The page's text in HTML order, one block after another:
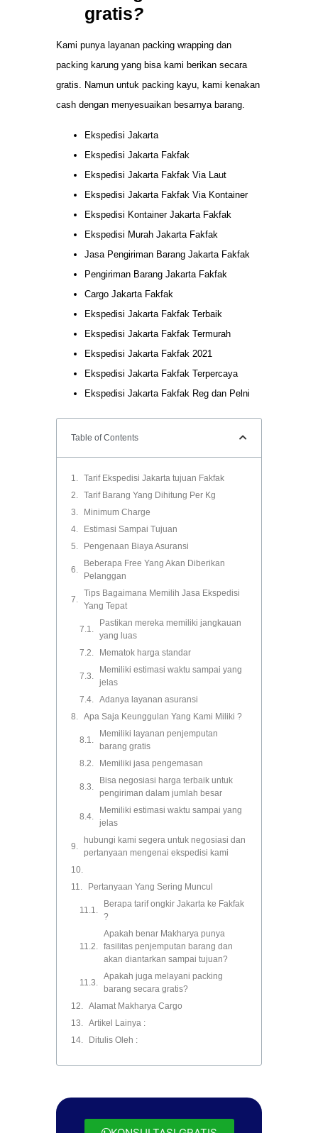
gratis?
Kami punya layanan packing wrapping dan
packing karung yang bisa kami berikan secara
gratis. Namun untuk packing kayu, kami kenakan
cash dengan menyesuaikan besarnya barang.
Ekspedisi Jakarta
Ekspedisi Jakarta Fakfak
Ekspedisi Jakarta Fakfak Via Laut
Ekspedisi Jakarta Fakfak Via Kontainer
Ekspedisi Kontainer Jakarta Fakfak
Ekspedisi Murah Jakarta Fakfak
Jasa Pengiriman Barang Jakarta Fakfak
Pengiriman Barang Jakarta Fakfak
Cargo Jakarta Fakfak
Ekspedisi Jakarta Fakfak Terbaik
Ekspedisi Jakarta Fakfak Termurah
Ekspedisi Jakarta Fakfak 2021
Ekspedisi Jakarta Fakfak Terpercaya
Ekspedisi Jakarta Fakfak Reg dan Pelni
Table of Contents
Tarif Ekspedisi Jakarta tujuan Fakfak
Tarif Barang Yang Dihitung Per Kg
Minimum Charge
Estimasi Sampai Tujuan
Pengenaan Biaya Asuransi
Beberapa Free Yang Akan Diberikan
Pelanggan
Tips Bagaimana Memilih Jasa Ekspedisi
Yang Tepat
Pastikan mereka memiliki jangkauan
yang luas
Mematok harga standar
Memiliki estimasi waktu sampai yang
jelas
Adanya layanan asuransi
Apa Saja Keunggulan Yang Kami Miliki ?
Memiliki layanan penjemputan
barang gratis
Memiliki jasa pengemasan
Bisa negosiasi harga terbaik untuk
pengiriman dalam jumlah besar
Memiliki estimasi waktu sampai yang
jelas
hubungi kami segera untuk negosiasi dan
pertanyaan mengenai ekspedisi kami
Pertanyaan Yang Sering Muncul
Berapa tarif ongkir Jakarta ke Fakfak
?
Apakah benar Makharya punya
fasilitas penjemputan barang dan
akan diantarkan sampai tujuan?
Apakah juga melayani packing
barang secara gratis?
Alamat Makharya Cargo
Artikel Lainya :
Ditulis Oleh :